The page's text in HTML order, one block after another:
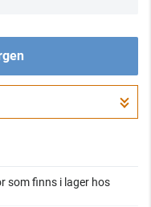
som finns i lager hos